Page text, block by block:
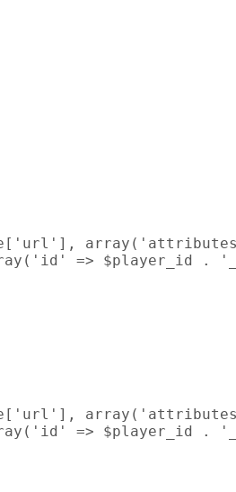
=> $player_id .
=> $player_id .